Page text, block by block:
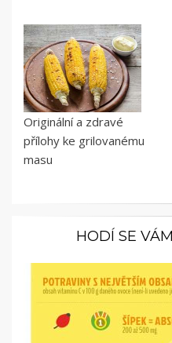
Originální a zdravé
přílohy ke grilovanému
masu
HODÍ SE